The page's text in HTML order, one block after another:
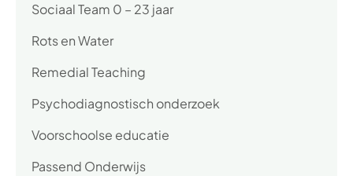
Sociaal Team 0 – 23 jaar
Rots en Water
Remedial Teaching
Psychodiagnostisch onderzoek
Voorschoolse educatie
Passend Onderwijs